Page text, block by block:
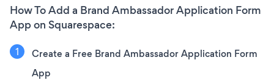
How To Add a Brand Ambassador Application Form
App on Squarespace:
Create a Free Brand Ambassador Application Form
App